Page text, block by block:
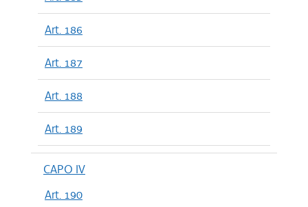
Art. 186
Art. 187
Art. 188
Art. 189
CAPO IV
Art. 190